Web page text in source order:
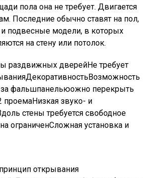
пола она не требует. Двигается
Последние обычно ставят на пол,
и подвесные модели, в которых
на стену или потолок.
раздвижных дверейНе требует
за фальшпанельюожно перекрыть
звуко- и
стены требуется свободное
ограниченСложная установка и
открывания